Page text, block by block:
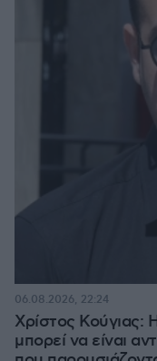
Χρίστος Κούγιας:
μπορεί να είναι
06.08.2026, 22:24